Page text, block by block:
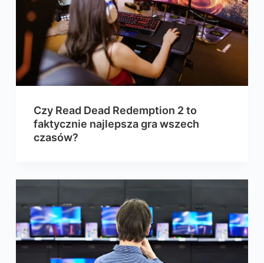
Czy Read Dead Redemption 2 to
faktycznie najlepsza gra wszech
czasów?